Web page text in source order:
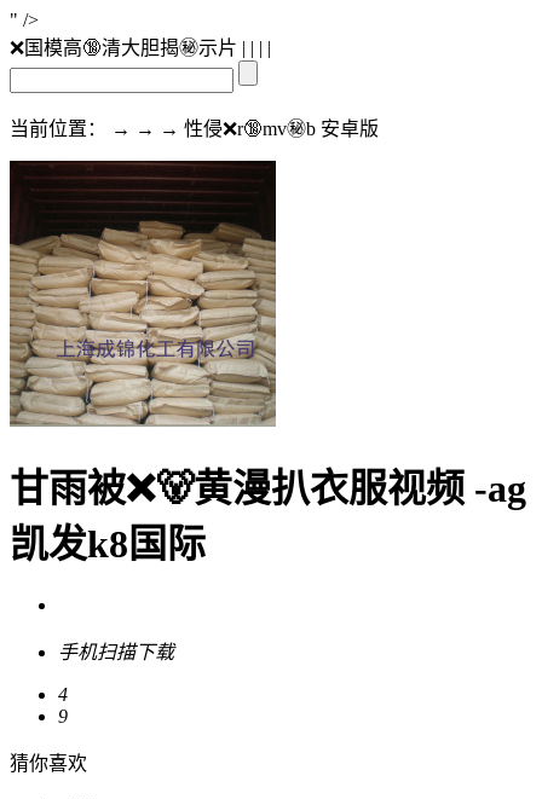
" />
❌国模高🔞清大胆揭㊙️示片 | | | |
当前位置： → → → 性侵❌r🔞mv㊙️b 安卓版
甘雨被❌🐻黄漫扒衣服视频 -ag
凯发k8国际
手机扫描下载
4
9
猜你喜欢